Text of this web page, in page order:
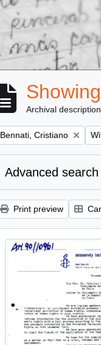
Archival description
Remove filter:
Bennati, Cristiano
Advanced
Print preview